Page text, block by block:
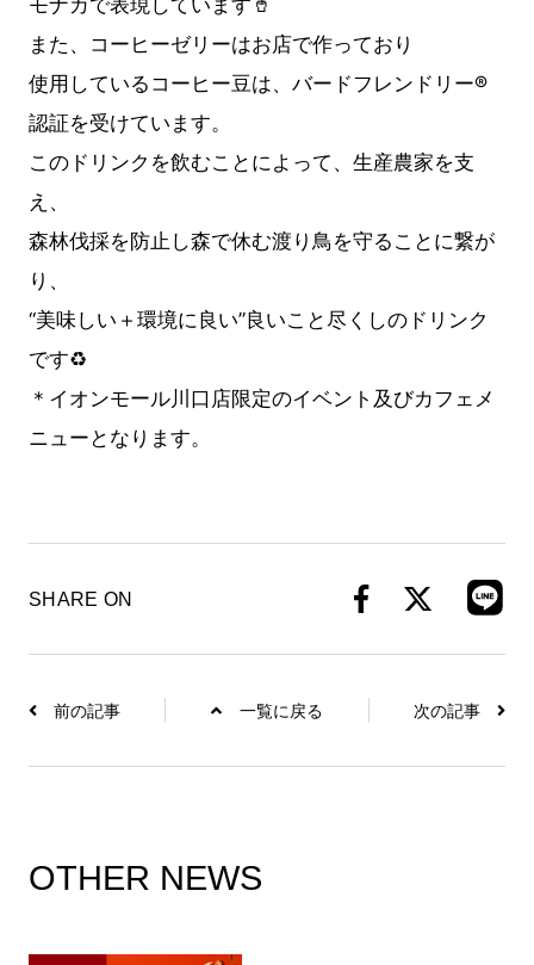
また、コーヒーゼリーはお店で作っており
使用しているコーヒー豆は、バードフレンドリー®️
認証を受けています。
このドリンクを飲むことによって、生産農家を支
え、
森林伐採を防止し森で休む渡り鳥を守ることに繋が
り、
“美味しい＋環境に良い”良いこと尽くしのドリンク
です♻️
＊イオンモール川口店限定のイベント及びカフェメ
ニューとなります。
SHARE ON
前の記事 一覧に戻る 次の記事
OTHER NEWS